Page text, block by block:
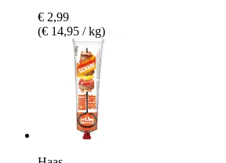
€ 2,99
(€ 14,95 / kg)